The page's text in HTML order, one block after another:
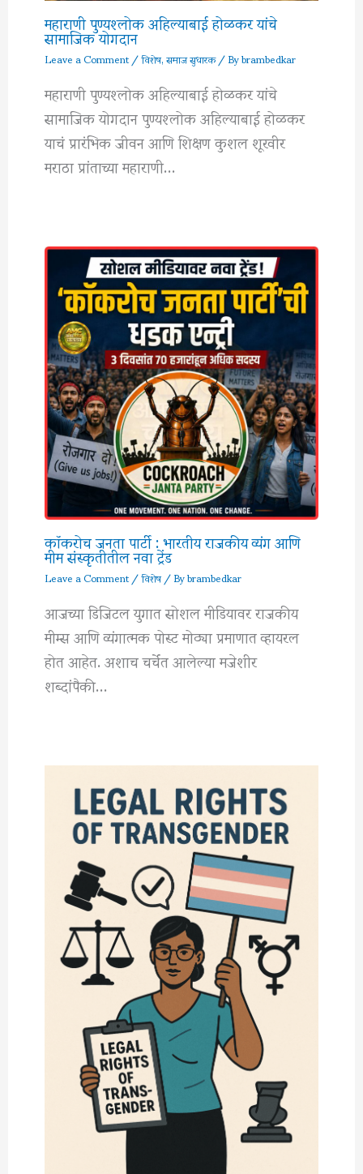
महाराणी पुण्यश्लोक अहिल्याबाई होळकर यांचे
सामाजिक योगदान
Leave a Comment/विशेष,समाज सुधारक/ Bybrambedkar
महाराणी पुण्यश्लोक अहिल्याबाई होळकर यांचे
सामाजिक योगदान पुण्यश्लोक अहिल्याबाई होळकर
याचं प्रारंभिक जीवन आणि शिक्षण कुशल शूरवीर
मराठा प्रांताच्या महाराणी…
कॉकरोच जनता पार्टी : भारतीय राजकीय व्यंग आणि
मीम संस्कृतीतील नवा ट्रेंड
Leave a Comment/विशेष/ Bybrambedkar
आजच्या डिजिटल युगात सोशल मीडियावर राजकीय
मीम्स आणि व्यंगात्मक पोस्ट मोठ्या प्रमाणात व्हायरल
होत आहेत. अशाच चर्चेत आलेल्या मजेशीर
शब्दांपैकी…